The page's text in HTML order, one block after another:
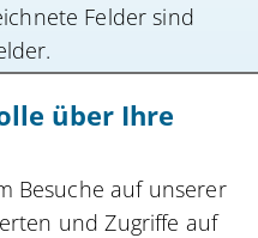
Felder sind
über Ihre
Besuche auf unserer
und Zugriffe auf